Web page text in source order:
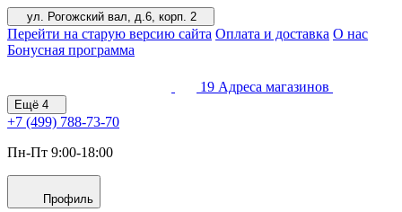
ул. Рогожский вал, д.6, корп. 2
Перейти на старую версию сайта Оплата и доставка О нас
Бонусная программа
19 Адреса магазинов
Ещё 4
+7 (499) 788-73-70
Пн-Пт 9:00-18:00
Профиль